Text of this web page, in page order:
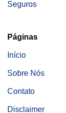
Seguros
Páginas
Início
Sobre Nós
Contato
Disclaimer